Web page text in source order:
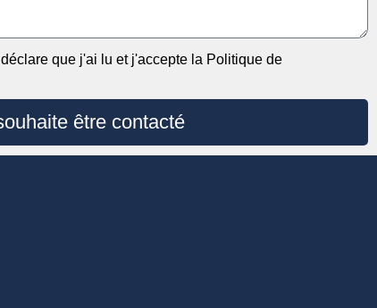
que j'ai lu et j'accepte la Politique de
être contacté